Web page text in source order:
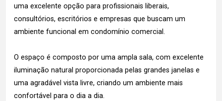
uma excelente opção para profissionais liberais,
consultórios, escritórios e empresas que buscam um
ambiente funcional em condomínio comercial.
O espaço é composto por uma ampla sala, com excelente
iluminação natural proporcionada pelas grandes janelas e
uma agradável vista livre, criando um ambiente mais
confortável para o dia a dia.